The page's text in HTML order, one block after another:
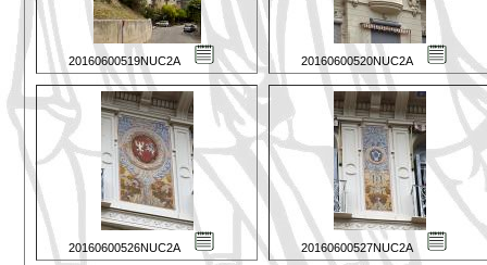
20160600519NUC2A 20160600520NUC2A
20160600526NUC2A 20160600527NUC2A